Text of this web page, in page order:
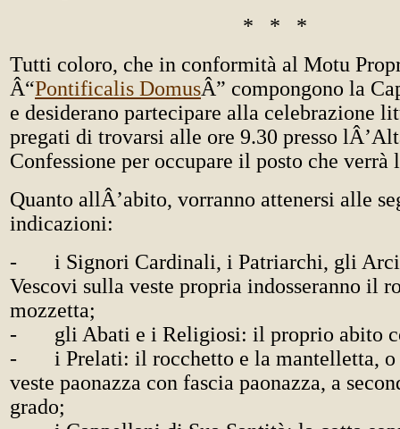
* * *
Tutti coloro, che in conformità al Motu
Â“Pontificalis DomusÂ” compongono la
e desiderano partecipare alla celebrazione
pregati di trovarsi alle ore 9.30 presso
Confessione per occupare il posto che
Quanto allÂ’abito, vorranno attenersi alle
indicazioni:
- i Signori Cardinali, i Patriarchi, gli
Vescovi sulla veste propria indosseranno il
mozzetta;
- gli Abati e i Religiosi: il proprio abito
- i Prelati: il rocchetto e la mantelletta, o
veste paonazza con fascia paonazza, a
grado;